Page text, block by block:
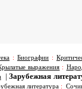
: Биографии :
выражения :
| Зарубежная
литература :